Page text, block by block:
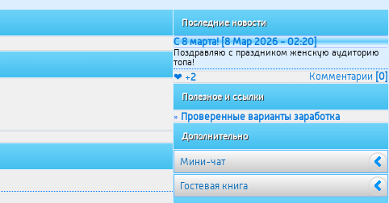
Последние новости
С 8 марта! [8 Мар 2026 - 02:20]
Поздравляю с праздником женскую аудиторию
топа!
Комментарии [0]
❤ +2
Полезное и ссылки
» Проверенные варианты заработка
Дополнительно
Мини-чат
Гостевая книга